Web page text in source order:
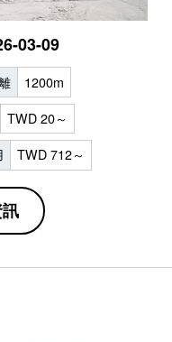
03-09
1200m
TWD 20～
TWD 712～